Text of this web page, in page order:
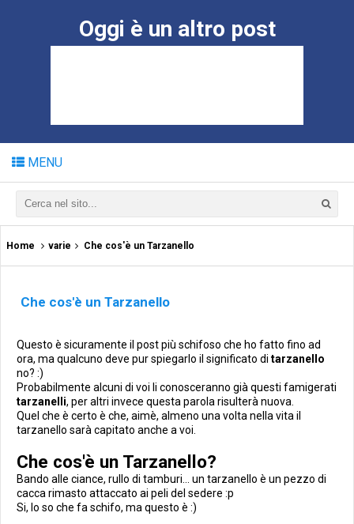
Oggi è un altro post
MENU
Home varie Che cos'è un Tarzanello
Che cos'è un Tarzanello
Questo è sicuramente il post più schifoso che ho fatto fino ad
ora, ma qualcuno deve pur spiegarlo il significato di tarzanello
no? :)
Probabilmente alcuni di voi li conosceranno già questi famigerati
tarzanelli, per altri invece questa parola risulterà nuova.
Quel che è certo è che, aimè, almeno una volta nella vita il
tarzanello sarà capitato anche a voi.
Che cos'è un Tarzanello?
Bando alle ciance, rullo di tamburi... un tarzanello è un pezzo di
cacca rimasto attaccato ai peli del sedere :p
Si, lo so che fa schifo, ma questo è :)